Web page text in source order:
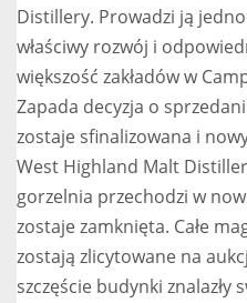
Distillery. Prowadzi ją
właściwy rozwój i
większość zakładów w
Zapada decyzja o
zostaje sfinalizowana i
West Highland Malt
gorzelnia przechodzi w
zostaje zamknięta. Całe
zostają zlicytowane na
szczęście budynki znalazły